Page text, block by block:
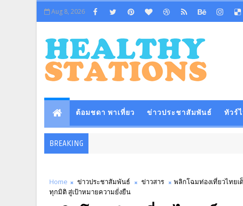
Aug 8, 2026
ต้อมชดา พาเที่ยว ข่าวประชาสัมพันธ์ ทัวร์
BREAKING
Home ข่าวประชาสัมพันธ์ ข่าวสาร
พลิกโฉมท่องเที่ยวไทย
ทุกมิติ สู่เป้าหมายความยั่งยืน